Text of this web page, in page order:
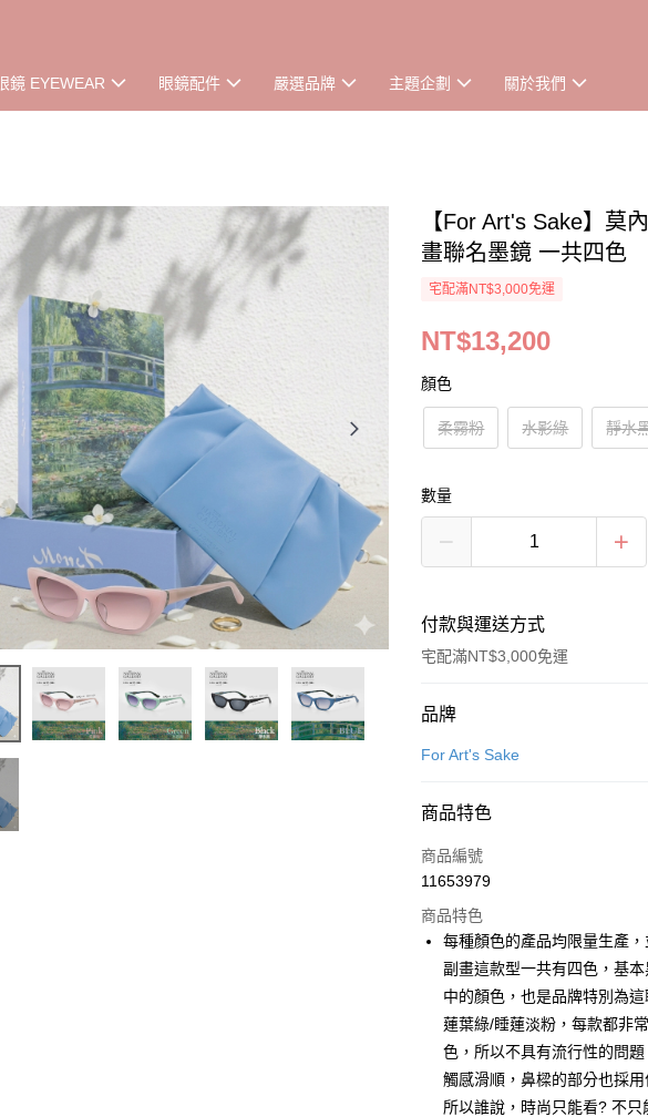
鏡 EYEWEAR 眼鏡配件 嚴選品牌 主題企劃 關於我們
【For Art's Sake】莫
畫聯名墨鏡 一共四色
宅配滿NT$3,000免運
NT$13,200
顏色
柔霧粉 水影綠 靜水
數量
付款與運送方式
宅配滿NT$3,000免運
付款方式
信用卡一次付款
合作金庫商業銀行
華南商業銀行
上海商業儲蓄銀行
國泰世華商業銀行
臺灣中小企業銀行
聯邦商業銀行
元大商業銀行
玉山商業銀行
台新國際商業銀行
台灣樂天信用卡公司
6 期 0 利率 每期
華南商業銀行
上海商業儲蓄銀行
國泰世華商業銀行
臺灣中小企業銀行
匯豐（台灣）商業銀行
元大商業銀行
玉山商業銀行
台新國際商業銀行
LINE Pay
Apple Pay
街口支付
悠遊付
運送方式
品牌
For Art's Sake
商品特色
商品編號
11653979
商品特色
每種顏色的產品均限量生產
副畫這款型一共有四色，基
中的顏色，也是品牌特別為
蓮葉綠/睡蓮淡粉，每款都非
色，所以不具有流行性的問
觸感滑順，鼻樑的部分也採
所以誰說，時尚只能看? 不只